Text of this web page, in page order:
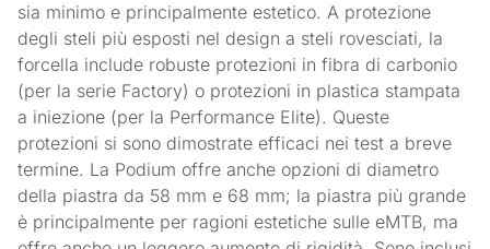
sia minimo e principalmente estetico. A protezione
degli steli più esposti nel design a steli rovesciati, la
forcella include robuste protezioni in fibra di carbonio
(per la serie Factory) o protezioni in plastica stampata
a iniezione (per la Performance Elite). Queste
protezioni si sono dimostrate efficaci nei test a breve
termine. La Podium offre anche opzioni di diametro
della piastra da 58 mm e 68 mm; la piastra più grande
è principalmente per ragioni estetiche sulle eMTB, ma